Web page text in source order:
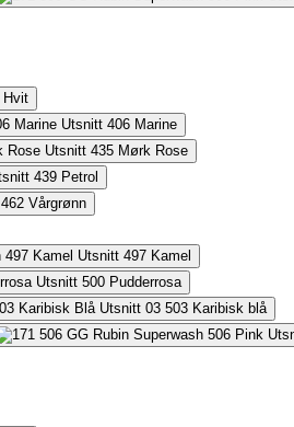
Hvit
406 Marine
435 Mørk Rose
439 Petrol
462 Vårgrønn
497 Kamel
500 Pudderrosa
503 Karibisk blå